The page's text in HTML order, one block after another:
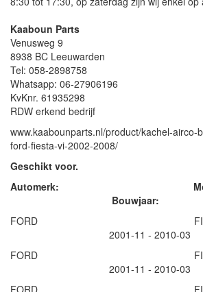
Kaaboun Parts
Venusweg 9
8938 BC Leeuwarden
Tel: 058-2898758
Whatsapp: 06-27906196
KvKnr. 61935298
RDW erkend bedrijf
www.kaabounparts.nl/product/kachel-airco-
ford-fiesta-vi-2002-2008/
Geschikt voor.
Automerk:
Bouwjaar:
FORD FIESTA V
2001-11 - 2010-03
FORD FIESTA V
2001-11 - 2010-03
FORD FIESTA V